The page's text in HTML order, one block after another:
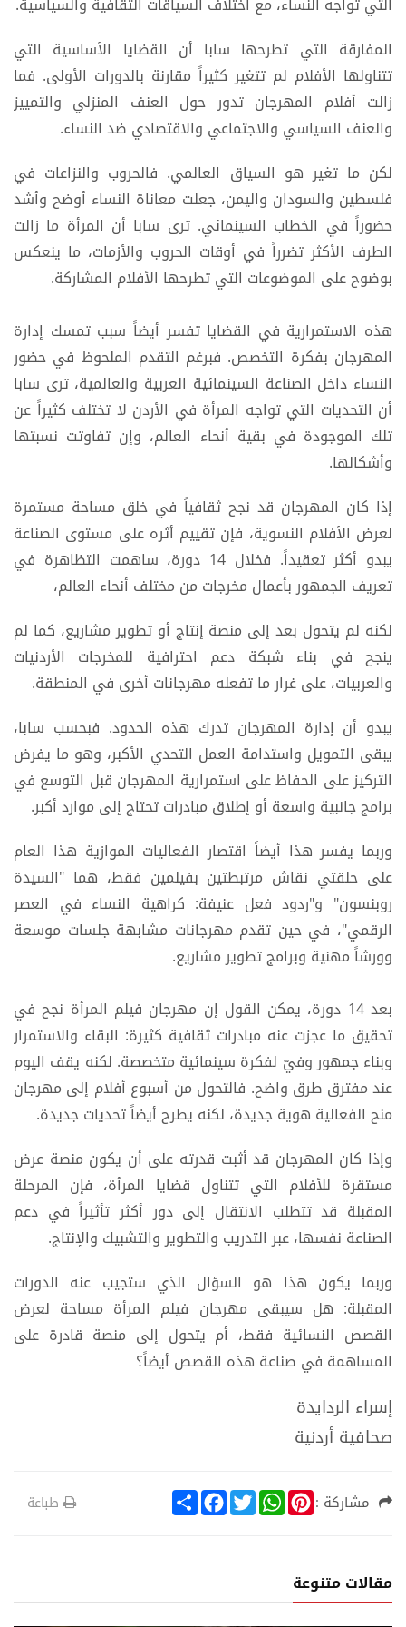
المفارقة التي تطرحها سابا أن القضايا الأساسية التي
تتناولها الأفلام لم تتغير كثيراً مقارنة بالدورات الأولى. فما
زالت أفلام المهرجان تدور حول العنف المنزلي والتمييز
والعنف السياسي والاجتماعي والاقتصادي ضد النساء.
لكن ما تغير هو السياق العالمي. فالحروب والنزاعات في
فلسطين والسودان واليمن، جعلت معاناة النساء أوضح وأشد
حضوراً في الخطاب السينمائي. ترى سابا أن المرأة ما زالت
الطرف الأكثر تضرراً في أوقات الحروب والأزمات، ما ينعكس
بوضوح على الموضوعات التي تطرحها الأفلام المشاركة.
هذه الاستمرارية في القضايا تفسر أيضاً سبب تمسك إدارة
المهرجان بفكرة التخصص. فبرغم التقدم الملحوظ في حضور
النساء داخل الصناعة السينمائية العربية والعالمية، ترى سابا
أن التحديات التي تواجه المرأة في الأردن لا تختلف كثيراً عن
تلك الموجودة في بقية أنحاء العالم، وإن تفاوتت نسبتها
وأشكالها.
إذا كان المهرجان قد نجح ثقافياً في خلق مساحة مستمرة
لعرض الأفلام النسوية، فإن تقييم أثره على مستوى الصناعة
يبدو أكثر تعقيداً. فخلال 14 دورة، ساهمت التظاهرة في
تعريف الجمهور بأعمال مخرجات من مختلف أنحاء العالم،
لكنه لم يتحول بعد إلى منصة إنتاج أو تطوير مشاريع، كما لم
ينجح في بناء شبكة دعم احترافية للمخرجات الأردنيات
والعربيات، على غرار ما تفعله مهرجانات أخرى في المنطقة.
يبدو أن إدارة المهرجان تدرك هذه الحدود. فبحسب سابا،
يبقى التمويل واستدامة العمل التحدي الأكبر، وهو ما يفرض
التركيز على الحفاظ على استمرارية المهرجان قبل التوسع في
برامج جانبية واسعة أو إطلاق مبادرات تحتاج إلى موارد أكبر.
وربما يفسر هذا أيضاً اقتصار الفعاليات الموازية هذا العام
على حلقتي نقاش مرتبطتين بفيلمين فقط، هما "السيدة
روبنسون" و"ردود فعل عنيفة: كراهية النساء في العصر
الرقمي"، في حين تقدم مهرجانات مشابهة جلسات موسعة
وورشاً مهنية وبرامج تطوير مشاريع.
بعد 14 دورة، يمكن القول إن مهرجان فيلم المرأة نجح في
تحقيق ما عجزت عنه مبادرات ثقافية كثيرة: البقاء والاستمرار
وبناء جمهور وفيّ لفكرة سينمائية متخصصة. لكنه يقف اليوم
عند مفترق طرق واضح. فالتحول من أسبوع أفلام إلى مهرجان
منح الفعالية هوية جديدة، لكنه يطرح أيضاً تحديات جديدة.
وإذا كان المهرجان قد أثبت قدرته على أن يكون منصة عرض
مستقرة للأفلام التي تتناول قضايا المرأة، فإن المرحلة
المقبلة قد تتطلب الانتقال إلى دور أكثر تأثيراً في دعم
الصناعة نفسها، عبر التدريب والتطوير والتشبيك والإنتاج.
وربما يكون هذا هو السؤال الذي ستجيب عنه الدورات
المقبلة: هل سيبقى مهرجان فيلم المرأة مساحة لعرض
القصص النسائية فقط، أم يتحول إلى منصة قادرة على
المساهمة في صناعة هذه القصص أيضاً؟
إسراء الردايدة
صحافية أردنية
مشاركة : S
h
F
a
k
T
w
W
h
p
P
i
e
s
طباعة
مقالات متنوعة